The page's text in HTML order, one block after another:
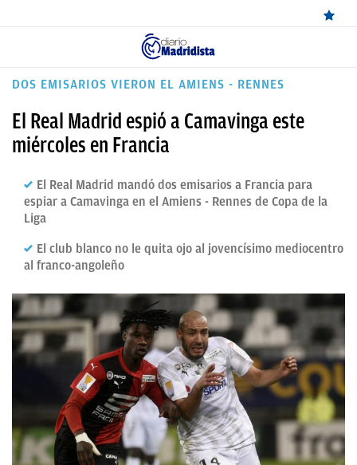
ÚLTIMAS
REAL
BALONCESTO
CANTERA
FICHAJES
FEMENINO
PAPARAZZI
OKDIARIO
DOS EMISARIOS VIERON EL AMIENS - RENNES
El Real Madrid espió a Camavinga este
miércoles en Francia
El Real Madrid mandó dos emisarios a Francia para
espiar a Camavinga en el Amiens - Rennes de Copa de la
Liga
El club blanco no le quita ojo al jovencísimo mediocentro
al franco-angoleño